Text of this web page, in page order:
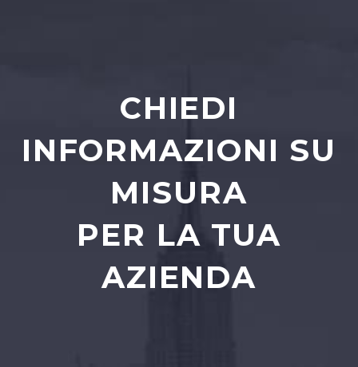
CHIEDI
INFORMAZIONI SU
MISURA
PER LA TUA
AZIENDA